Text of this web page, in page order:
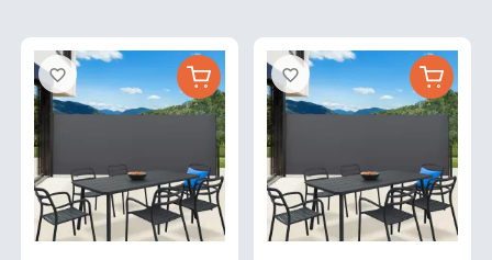
favorite_border favorite_border